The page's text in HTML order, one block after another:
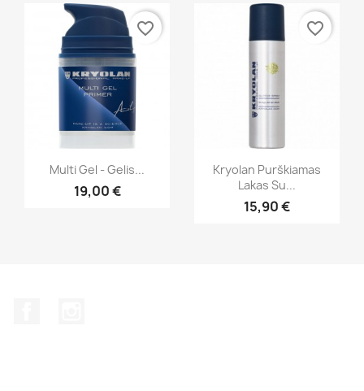
Greita peržiūra
Multi Gel - Gelis...
19,00 €
favorite_border
Greita peržiūra
+1
Kryolan Purškiamas
Lakas Su...
15,90 €
favorite_border